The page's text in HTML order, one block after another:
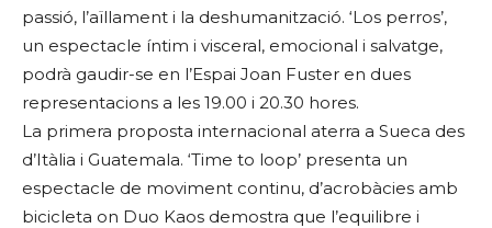
passió, l’aïllament i la deshumanització. ‘Los perros’,
un espectacle íntim i visceral, emocional i salvatge,
podrà gaudir-se en l’Espai Joan Fuster en dues
representacions a les 19.00 i 20.30 hores.
La primera proposta internacional aterra a Sueca des
d’Itàlia i Guatemala. ‘Time to loop’ presenta un
espectacle de moviment continu, d’acrobàcies amb
bicicleta on Duo Kaos demostra que l’equilibre i